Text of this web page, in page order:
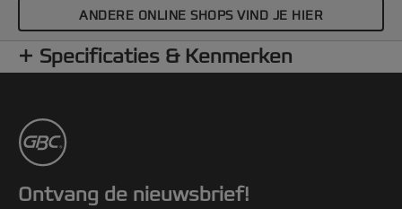
ANDERE ONLINE SHOPS VIND JE HIER
Specificaties & Kenmerken
Ontvang de nieuwsbrief!